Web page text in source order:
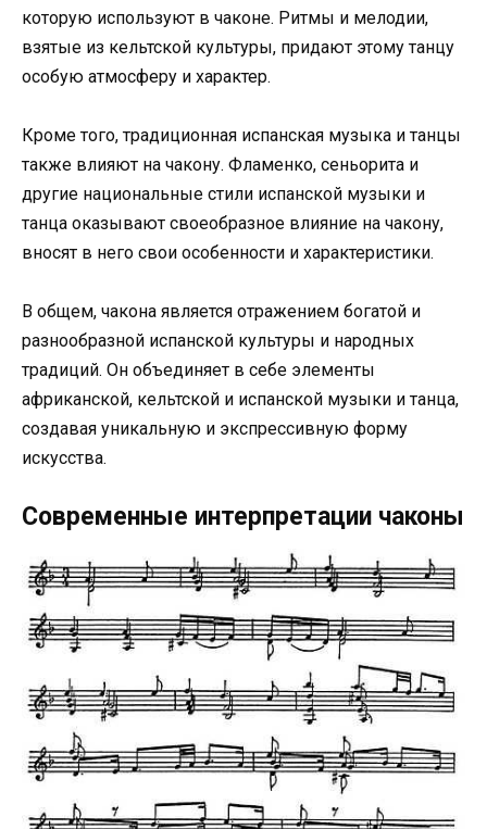
которую используют в чаконе. Ритмы и мелодии,
взятые из кельтской культуры, придают этому танцу
особую атмосферу и характер.
Кроме того, традиционная испанская музыка и танцы
также влияют на чакону. Фламенко, сеньорита и
другие национальные стили испанской музыки и
танца оказывают своеобразное влияние на чакону,
вносят в него свои особенности и характеристики.
В общем, чакона является отражением богатой и
разнообразной испанской культуры и народных
традиций. Он объединяет в себе элементы
африканской, кельтской и испанской музыки и танца,
создавая уникальную и экспрессивную форму
искусства.
Современные интерпретации чаконы